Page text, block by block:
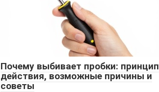
Почему выбивает пробки: принцип
действия, возможные причины и
советы